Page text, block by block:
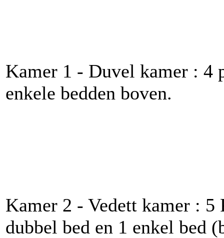
Kamer 1 - Duvel kamer : 4
enkele bedden boven.
Kamer 2 - Vedett kamer : 5
dubbel bed en 1 enkel bed